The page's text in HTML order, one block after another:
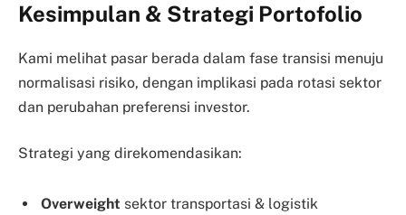
Kesimpulan & Strategi Portofolio
Kami melihat pasar berada dalam fase transisi menuju
normalisasi risiko, dengan implikasi pada rotasi sektor
dan perubahan preferensi investor.
Strategi yang direkomendasikan:
Overweight sektor transportasi & logistik